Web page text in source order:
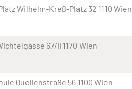
Wilhelm-Kreß-Platz 32 1110 Wien
67/II 1170 Wien
Quellenstraße 56 1100 Wien